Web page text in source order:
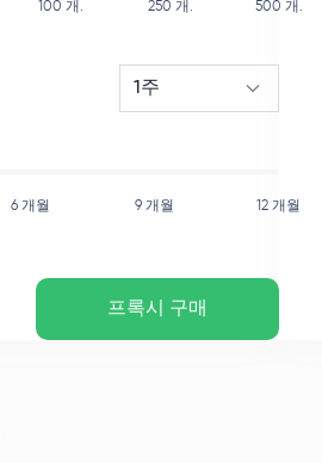
100 개. 250 개. 500 개.
1주
6 개월 9 개월 12 개월
프록시 구매